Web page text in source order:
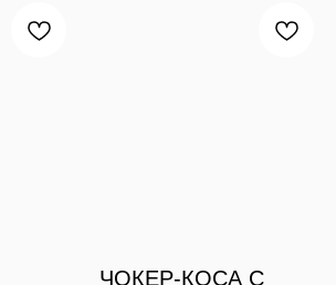
ЧОКЕР-КОСА С